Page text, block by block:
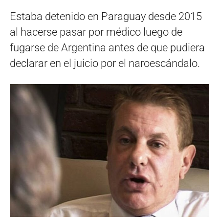
Estaba detenido en Paraguay desde 2015
al hacerse pasar por médico luego de
fugarse de Argentina antes de que pudiera
declarar en el juicio por el naroescándalo.